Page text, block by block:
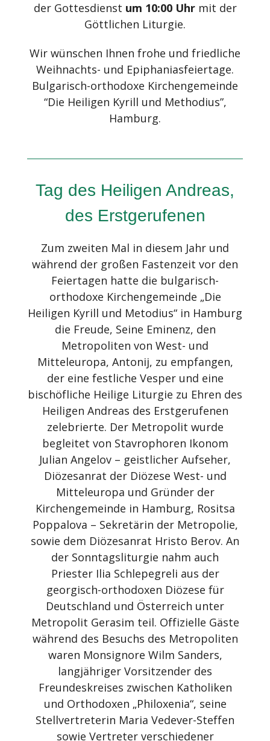
der Gottesdienst um 10:00 Uhrmit der
Göttlichen Liturgie.
Wir wünschen Ihnen frohe und friedliche
Weihnachts- und Epiphaniasfeiertage.
Bulgarisch-orthodoxe Kirchengemeinde
“Die Heiligen Kyrill und Methodius”,
Hamburg.
Tag des Heiligen Andreas,
des Erstgerufenen
Zum zweiten Mal in diesem Jahr und
während der großen Fastenzeit vor den
Feiertagen hatte die bulgarisch-
orthodoxe Kirchengemeinde „Die
Heiligen Kyrill und Metodius“ in Hamburg
die Freude, Seine Eminenz, den
Metropoliten von West- und
Mitteleuropa, Antonij, zu empfangen,
der eine festliche Vesper und eine
bischöfliche Heilige Liturgie zu Ehren des
Heiligen Andreas des Erstgerufenen
zelebrierte. Der Metropolit wurde
begleitet von Stavrophoren Ikonom
Julian Angelov – geistlicher Aufseher,
Diözesanrat der Diözese West- und
Mitteleuropa und Gründer der
Kirchengemeinde in Hamburg, Rositsa
Poppalova – Sekretärin der Metropolie,
sowie dem Diözesanrat Hristo Berov. An
der Sonntagsliturgie nahm auch
Priester Ilia Schlepegreli aus der
georgisch-orthodoxen Diözese für
Deutschland und Österreich unter
Metropolit Gerasim teil. Offizielle Gäste
während des Besuchs des Metropoliten
waren Monsignore Wilm Sanders,
langjähriger Vorsitzender des
Freundeskreises zwischen Katholiken
und Orthodoxen „Philoxenia“, seine
Stellvertreterin Maria Vedever-Steffen
sowie Vertreter verschiedener